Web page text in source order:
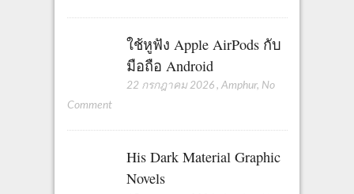
ใช้หูฟัง Apple AirPods กับ
มือถือ Android
22 กรกฎาคม 2026 , Amphur, No
Comment
His Dark Material Graphic
Novels